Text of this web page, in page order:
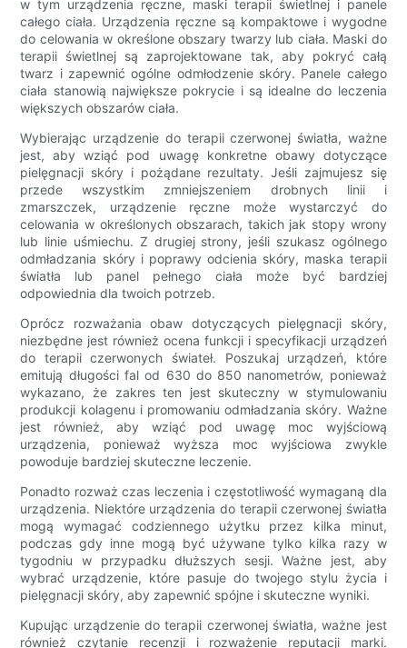
w tym urządzenia ręczne, maski terapii świetlnej i panele
całego ciała. Urządzenia ręczne są kompaktowe i wygodne
do celowania w określone obszary twarzy lub ciała. Maski do
terapii świetlnej są zaprojektowane tak, aby pokryć całą
twarz i zapewnić ogólne odmłodzenie skóry. Panele całego
ciała stanowią największe pokrycie i są idealne do leczenia
większych obszarów ciała.
Wybierając urządzenie do terapii czerwonej światła, ważne
jest, aby wziąć pod uwagę konkretne obawy dotyczące
pielęgnacji skóry i pożądane rezultaty. Jeśli zajmujesz się
przede wszystkim zmniejszeniem drobnych linii i
zmarszczek, urządzenie ręczne może wystarczyć do
celowania w określonych obszarach, takich jak stopy wrony
lub linie uśmiechu. Z drugiej strony, jeśli szukasz ogólnego
odmładzania skóry i poprawy odcienia skóry, maska ​​terapii
światła lub panel pełnego ciała może być bardziej
odpowiednia dla twoich potrzeb.
Oprócz rozważania obaw dotyczących pielęgnacji skóry,
niezbędne jest również ocena funkcji i specyfikacji urządzeń
do terapii czerwonych świateł. Poszukaj urządzeń, które
emitują długości fal od 630 do 850 nanometrów, ponieważ
wykazano, że zakres ten jest skuteczny w stymulowaniu
produkcji kolagenu i promowaniu odmładzania skóry. Ważne
jest również, aby wziąć pod uwagę moc wyjściową
urządzenia, ponieważ wyższa moc wyjściowa zwykle
powoduje bardziej skuteczne leczenie.
Ponadto rozważ czas leczenia i częstotliwość wymaganą dla
urządzenia. Niektóre urządzenia do terapii czerwonej światła
mogą wymagać codziennego użytku przez kilka minut,
podczas gdy inne mogą być używane tylko kilka razy w
tygodniu w przypadku dłuższych sesji. Ważne jest, aby
wybrać urządzenie, które pasuje do twojego stylu życia i
pielęgnacji skóry, aby zapewnić spójne i skuteczne wyniki.
Kupując urządzenie do terapii czerwonej światła, ważne jest
również czytanie recenzji i rozważenie reputacji marki.